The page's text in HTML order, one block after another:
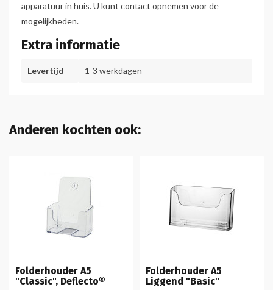
apparatuur in huis. U kunt contact opnemen voor de
mogelijkheden.
Extra informatie
Levertijd 1-3 werkdagen
Anderen kochten ook:
Folderhouder A5
"Classic", Deflecto®
Folderhouder A5
Liggend "Basic"